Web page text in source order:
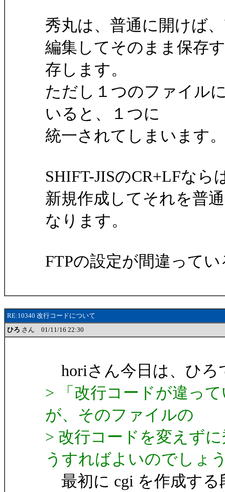
秀丸は、普通に開けば
編集してそのまま保存
存します。
ただし１つのファイル
いると、１つに
統一されてしまいます
SHIFT-JISのCR+LFなら
新規作成してそれを普
なります。
FTPの設定が間違って
RE:10340 改行コードについて
ひろ さん 01/11/16 22:30
horiさん今日は、ひろ
> 「改行コードが違っ
が、そのファイルの
> 改行コードを変えず
うすればよいのでしょ
最初に cgi を作成する